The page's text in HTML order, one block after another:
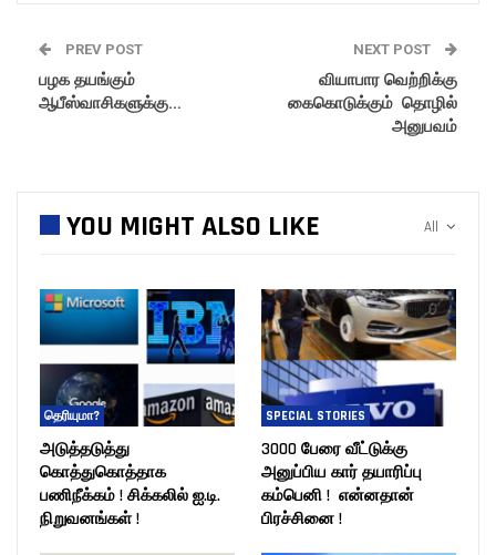
PREV POST
பழக தயங்கும்
ஆபீஸ்வாசிகளுக்கு…
NEXT POST
வியாபார வெற்றிக்கு
கைகொடுக்கும் தொழில்
அனுபவம்
All
YOU MIGHT ALSO LIKE
தெரியுமா?
அடுத்தடுத்து
கொத்துகொத்தாக
பணிநீக்கம் ! சிக்கலில் ஐ.டி.
நிறுவனங்கள் !
SPECIAL STORIES
3000 பேரை வீட்டுக்கு
அனுப்பிய கார் தயாரிப்பு
கம்பெனி ! என்னதான்
பிரச்சினை !